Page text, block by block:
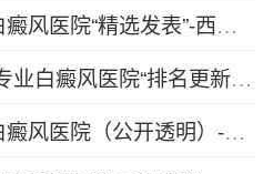
重磅聚焦：西安市看白癜风医院“精选发表”-西安正规白癜风医院（公开透露）
2024公开热议！西安专业白癜风医院“排名更新”-西安治疗白癜风医院“前三名”
本地新闻：商洛市看白癜风医院（公开透明）-白癜风分期标准是什么？